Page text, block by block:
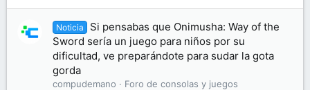
Noticia
Si pensabas que Onimusha: Way of the
Sword sería un juego para niños por su
dificultad, ve preparándote para sudar la gota
gorda
compudemano
Foro de consolas y juegos